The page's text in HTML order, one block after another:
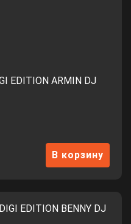
EDITION ARMIN DJ
В корзину